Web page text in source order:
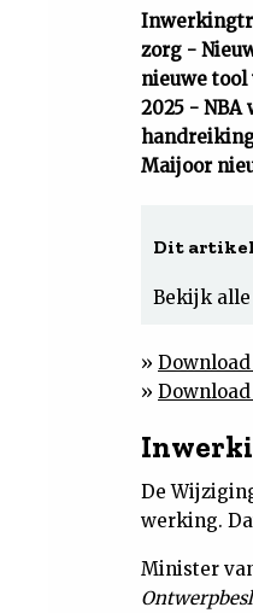
zorg -
nieuwe
2025 -
Maijoor
Dit artikel
Bekijk
»
»
De
werking.
Minister